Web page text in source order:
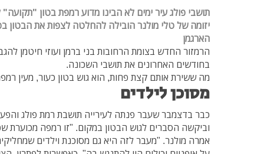
תושבי פולג עיר ימים לא הבינו מדוע רמפת בטון
יזומה של טלי מולנר הובילה להחלטה לצפות את הבטון
הארגמן
הרמזור החדש בצומת הרחובות בני ברמן ועוזי חיטמן
בחודשים האחרונים את תושבי השכונה.
מה ששירת אותם קצת פחות, הוא גוש בטון כעור, מעין
מסוכן לילדים
כבר בדצמבר שעבר פנתה לעירייה תושבת רמת פולג
וביקשה הסברים לגוש הבטון במקום. "זו רמפה
אמרה מולנר. "מעבר לזה היא גם מסוכנת וילדים